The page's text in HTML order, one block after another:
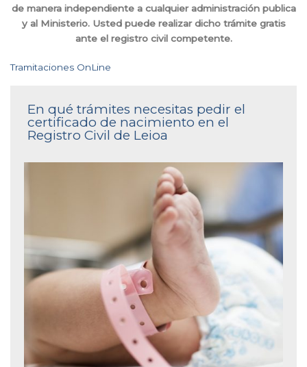
de manera independiente a cualquier administración publica
y al Ministerio. Usted puede realizar dicho trámite gratis
ante el registro civil competente.
Tramitaciones OnLine
En qué trámites necesitas pedir el
certificado de nacimiento en el
Registro Civil de Leioa